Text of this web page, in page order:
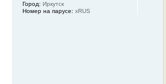
Город: Иркутск
Номер на парусе: xRUS